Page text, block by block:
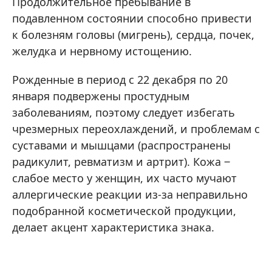
подавленном состоянии способно привести
к болезням головы (мигрень), сердца, почек,
желудка и нервному истощению.
Рожденные в период с 22 декабря по 20
января подвержены простудным
заболеваниям, поэтому следует избегать
чрезмерных переохлаждений, и проблемам с
суставами и мышцами (распространены
радикулит, ревматизм и артрит). Кожа ‒
слабое место у женщин, их часто мучают
аллергические реакции из-за неправильно
подобранной косметической продукции,
делает акцент характеристика знака.